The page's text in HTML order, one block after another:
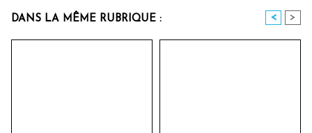
DANS LA MÊME RUBRIQUE : < >